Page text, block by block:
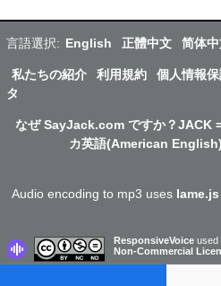
言語選択: English 正體中文 简体
私たちの紹介 利用規約 個人情報
タ
なぜ SayJack.com ですか？JACK
カ英語(American
Audio encoding to mp3 uses lame.js
ResponsiveVoice used
Non-Commercial